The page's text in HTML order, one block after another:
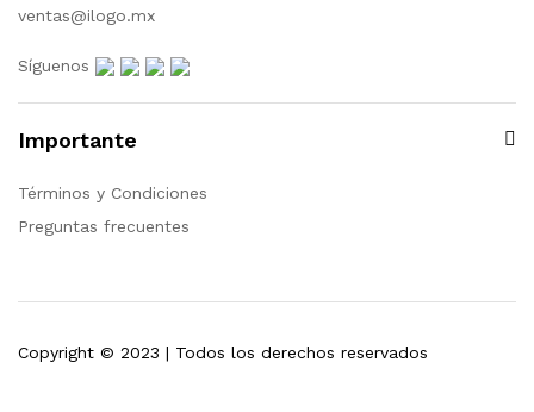
ventas@ilogo.mx
Síguenos
Importante
Términos y Condiciones
Preguntas frecuentes
Copyright © 2023 | Todos los derechos reservados